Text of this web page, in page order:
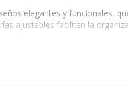
elegantes y funcionales,
ajustables facilitan la
relacionados que
los días calurosos.